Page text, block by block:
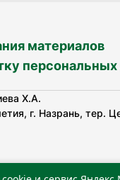
материалов
Х.А.
г. Назрань, тер.